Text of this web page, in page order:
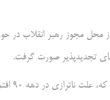
مجوز رهبر انقلاب در
به